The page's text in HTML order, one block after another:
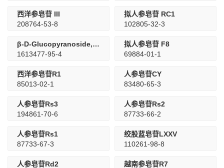
西洋参皂苷 III
208764-53-8
拟人参皂苷 RC1
102805-32-3
β-D-Glucopyranoside, (3β,12β)-20-[(6-O-α-L-arabinofuranosyl-β-D-glucopyranosyl)oxy]-12-hydroxydammar-24-en-3-yl 2-O-β-D-glucopyranosyl-, 6-acetate
1613477-95-4
拟人参皂苷 F8
69884-01-1
西洋参皂苷R1
85013-02-1
人参皂苷CY
83480-65-3
人参皂苷Rs3
194861-70-6
人参皂苷Rs2
87733-66-2
人参皂苷Rs1
87733-67-3
绞股蓝皂苷LXXV
110261-98-8
人参皂苷Rd2 越南参皂苷R7